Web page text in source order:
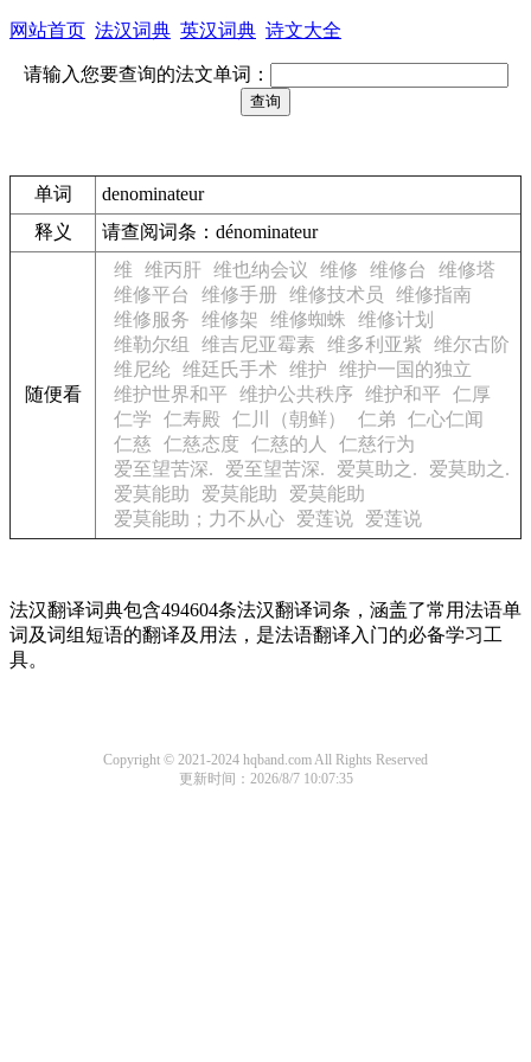
网站首页 法汉词典 英汉词典 诗文大全
请输入您要查询的法文单词：
单词
denominateur
释义
请查阅词条：dénominateur
随便看
维 维丙肝 维也纳会议 维修 维修台
维修塔
维修平台
维修手册 维修技术员
维修指南
维修服务
维修架 维修蜘蛛
维修计划
维勒尔组
维吉尼亚霉素 维多利亚紫 维尔古阶
维尼纶
维廷氏手术 维护
维护一国的独立
维护世界和平
维护公共秩序 维护和平
仁厚
仁学
仁寿殿 仁川（朝鲜） 仁弟
仁心仁闻
仁慈
仁慈态度 仁慈的人
仁慈行为
爱至望苦深.
爱至望苦深. 爱莫助之.
爱莫助之.
爱莫能助
爱莫能助
爱莫能助
爱莫能助；力不从心
爱莲说 爱莲说
法汉翻译词典包含494604条法汉翻译词条，涵盖了常用法语单
词及词组短语的翻译及用法，是法语翻译入门的必备学习工
具。
Copyright © 2021-2024 hqband.com All Rights Reserved
更新时间：2026/8/7 10:07:35